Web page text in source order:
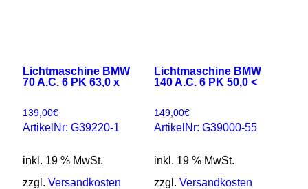
Lichtmaschine BMW
70 A.C. 6 PK 63,0 x
139,00€
ArtikelNr: G39220-1
inkl. 19 % MwSt.
zzgl. Versandkosten
Lichtmaschine BMW
140 A.C. 6 PK 50,0 <
149,00€
ArtikelNr: G39000-55
inkl. 19 % MwSt.
zzgl. Versandkosten